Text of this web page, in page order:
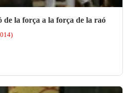
de la força a la força de la raó